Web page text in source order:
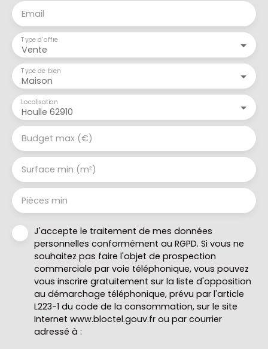
Email
Vente
Type d'offre
Maison
Type de bien
Houlle 62910
Localisation
Budget max (€)
Surface min (m²)
Pièces min
J'accepte le traitement de mes données
personnelles conformément au RGPD. Si vous ne
souhaitez pas faire l'objet de prospection
commerciale par voie téléphonique, vous pouvez
vous inscrire gratuitement sur la liste d'opposition
au démarchage téléphonique, prévu par l'article
L223-1 du code de la consommation, sur le site
Internet www.bloctel.gouv.fr ou par courrier
adressé à :